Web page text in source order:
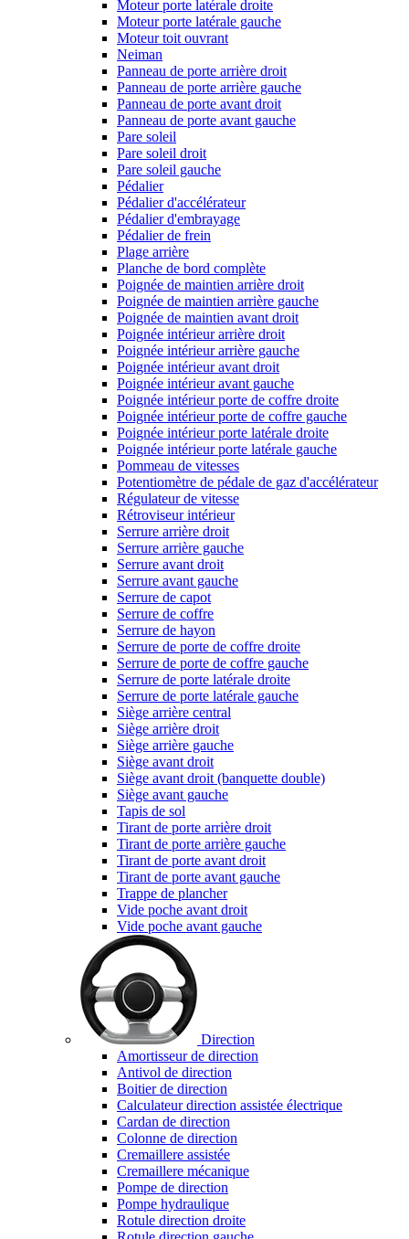
Moteur porte latérale droite
Moteur porte latérale gauche
Moteur toit ouvrant
Neiman
Panneau de porte arrière droit
Panneau de porte arrière gauche
Panneau de porte avant droit
Panneau de porte avant gauche
Pare soleil
Pare soleil droit
Pare soleil gauche
Pédalier
Pédalier d'accélérateur
Pédalier d'embrayage
Pédalier de frein
Plage arrière
Planche de bord complète
Poignée de maintien arrière droit
Poignée de maintien arrière gauche
Poignée de maintien avant droit
Poignée intérieur arrière droit
Poignée intérieur arrière gauche
Poignée intérieur avant droit
Poignée intérieur avant gauche
Poignée intérieur porte de coffre droite
Poignée intérieur porte de coffre gauche
Poignée intérieur porte latérale droite
Poignée intérieur porte latérale gauche
Pommeau de vitesses
Potentiomètre de pédale de gaz d'accélérateur
Régulateur de vitesse
Rétroviseur intérieur
Serrure arrière droit
Serrure arrière gauche
Serrure avant droit
Serrure avant gauche
Serrure de capot
Serrure de coffre
Serrure de hayon
Serrure de porte de coffre droite
Serrure de porte de coffre gauche
Serrure de porte latérale droite
Serrure de porte latérale gauche
Siège arrière central
Siège arrière droit
Siège arrière gauche
Siège avant droit
Siège avant droit (banquette double)
Siège avant gauche
Tapis de sol
Tirant de porte arrière droit
Tirant de porte arrière gauche
Tirant de porte avant droit
Tirant de porte avant gauche
Trappe de plancher
Vide poche avant droit
Vide poche avant gauche
Direction
Amortisseur de direction
Antivol de direction
Boitier de direction
Calculateur direction assistée électrique
Cardan de direction
Colonne de direction
Cremaillere assistée
Cremaillere mécanique
Pompe de direction
Pompe hydraulique
Rotule direction droite